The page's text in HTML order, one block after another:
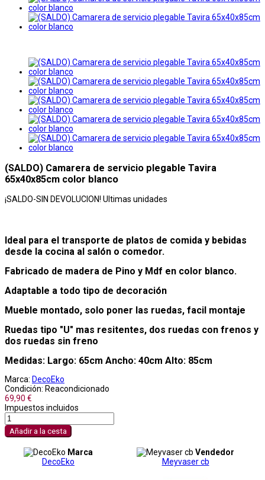
(SALDO) Camarera de servicio plegable Tavira
65x40x85cm color blanco
¡SALDO-SIN DEVOLUCION! Ultimas unidades
Ideal para el transporte de platos de comida y bebidas
desde la cocina al salón o comedor.
Fabricado de madera de Pino y Mdf en color blanco.
Adaptable a todo tipo de decoración
Mueble montado, solo poner las ruedas, facil montaje
Ruedas tipo "U" mas resitentes, dos ruedas con frenos y
dos ruedas sin freno
Medidas: Largo: 65cm Ancho: 40cm Alto: 85cm
Marca: DecoEko
Condición: Reacondicionado
69,90 €
Impuestos incluidos
Añadir a la cesta
Marca
DecoEko
Vendedor
Meyvaser cb